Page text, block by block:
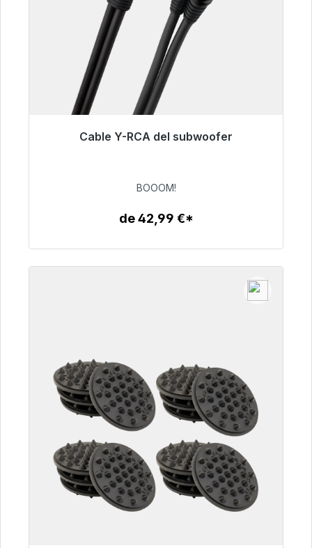
Cable Y-RCA del subwoofer
Listo para envío inmediato, plazo de entrega
53,49 €
BOOOM!
de 42,99 €*